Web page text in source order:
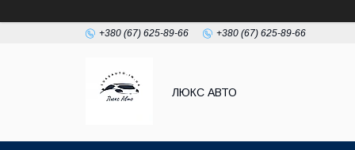
+380 (67) 625-89-66 +380 (67) 625-89-66
ЛЮКС АВТО